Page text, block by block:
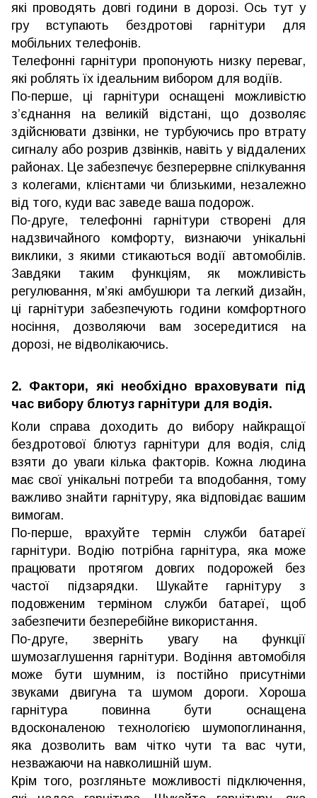
які проводять довгі години в дорозі. Ось тут у
гру вступають бездротові гарнітури для
мобільних телефонів.
Телефонні гарнітури пропонують низку переваг,
які роблять їх ідеальним вибором для водіїв.
По-перше, ці гарнітури оснащені можливістю
з’єднання на великій відстані, що дозволяє
здійснювати дзвінки, не турбуючись про втрату
сигналу або розрив дзвінків, навіть у віддалених
районах. Це забезпечує безперервне спілкування
з колегами, клієнтами чи близькими, незалежно
від того, куди вас заведе ваша подорож.
По-друге, телефонні гарнітури створені для
надзвичайного комфорту, визнаючи унікальні
виклики, з якими стикаються водії автомобілів.
Завдяки таким функціям, як можливість
регулювання, м’які амбушюри та легкий дизайн,
ці гарнітури забезпечують години комфортного
носіння, дозволяючи вам зосередитися на
дорозі, не відволікаючись.
2. Фактори, які необхідно враховувати під
час вибору блютуз гарнітури для водія.
Коли справа доходить до вибору найкращої
бездротової блютуз гарнітури для водія, слід
взяти до уваги кілька факторів. Кожна людина
має свої унікальні потреби та вподобання, тому
важливо знайти гарнітуру, яка відповідає вашим
вимогам.
По-перше, врахуйте термін служби батареї
гарнітури. Водію потрібна гарнітура, яка може
працювати протягом довгих подорожей без
частої підзарядки. Шукайте гарнітуру з
подовженим терміном служби батареї, щоб
забезпечити безперебійне використання.
По-друге, зверніть увагу на функції
шумозаглушення гарнітури. Водіння автомобіля
може бути шумним, із постійно присутніми
звуками двигуна та шумом дороги. Хороша
гарнітура повинна бути оснащена
вдосконаленою технологією шумопоглинання,
яка дозволить вам чітко чути та вас чути,
незважаючи на навколишній шум.
Крім того, розгляньте можливості підключення,